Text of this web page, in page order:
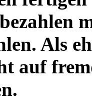
Als
auf